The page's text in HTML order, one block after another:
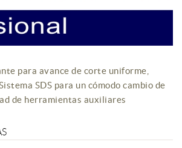
para avance de corte uniforme,
SDS para un cómodo cambio de
de herramientas auxiliares